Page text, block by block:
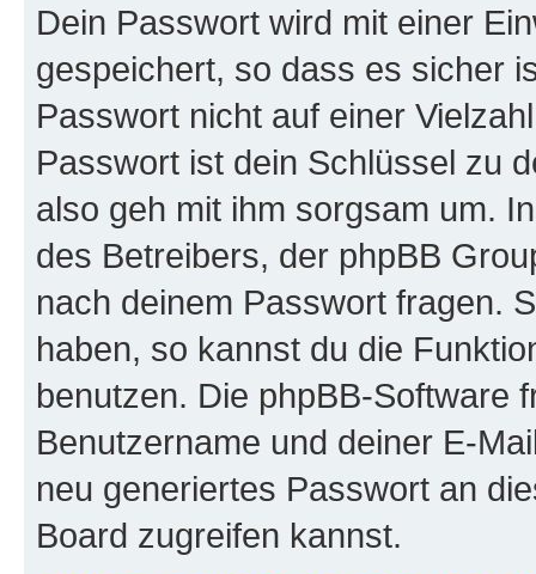
Dein Passwort wird mit einer
gespeichert, so dass es sicher
Passwort nicht auf einer
Passwort ist dein Schlüssel zu
also geh mit ihm sorgsam um.
des Betreibers, der phpBB
nach deinem Passwort fragen.
haben, so kannst du die
benutzen. Die phpBB-Software
Benutzername und deiner E-
neu generiertes Passwort an
Board zugreifen kannst.